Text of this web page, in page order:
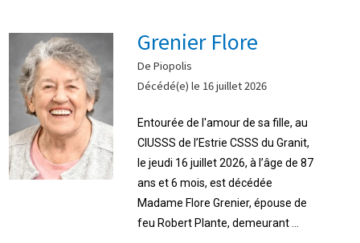
Grenier Flore
De Piopolis
Décédé(e) le 16 juillet 2026
Entourée de l'amour de sa fille, au
CIUSSS de l’Estrie CSSS du Granit,
le jeudi 16 juillet 2026, à l’âge de 87
ans et 6 mois, est décédée
Madame Flore Grenier, épouse de
feu Robert Plante, demeurant ...